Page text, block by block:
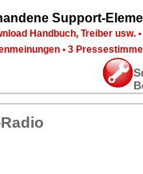
Support-
Handbuch, Treiber usw. •
• 3